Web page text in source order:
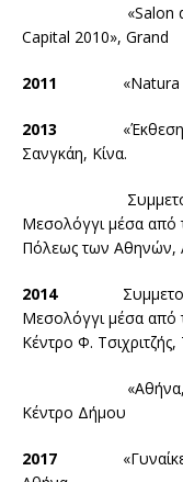
«Salon des
Capital 2010»,
2011 «Natura
2013 «Έκθεση
Σανγκάη, Κίνα.
Συμμετοχή
Μεσολόγγι μέσα
Πόλεως των Αθηνών,
2014Συμμετοχή
Μεσολόγγι μέσα
Κέντρο Φ. Τσιχριτζής,
«Αθήνα, 180
Κέντρο Δήμου
2017 «Γυναίκες».